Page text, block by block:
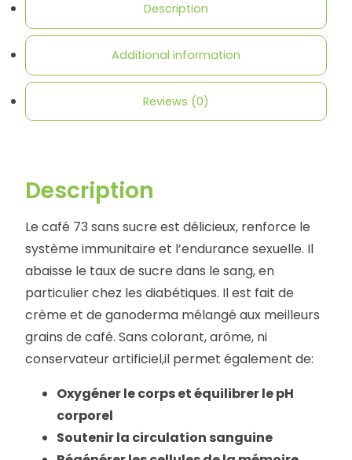
Description
Additional information
Reviews (0)
Description
Le café 73 sans sucre est délicieux, renforce le
système immunitaire et l’endurance sexuelle. Il
abaisse le taux de sucre dans le sang, en
particulier chez les diabétiques. Il est fait de
crème et de ganoderma mélangé aux meilleurs
grains de café. Sans colorant, arôme, ni
conservateur artificiel,il permet également de:
Oxygéner le corps et équilibrer le pH
corporel
Soutenir la circulation sanguine